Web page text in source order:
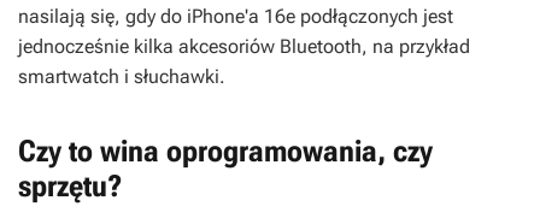
nasilają się, gdy do iPhone'a 16e podłączonych jest
jednocześnie kilka akcesoriów Bluetooth, na przykład
smartwatch i słuchawki.
Czy to wina oprogramowania, czy
sprzętu?